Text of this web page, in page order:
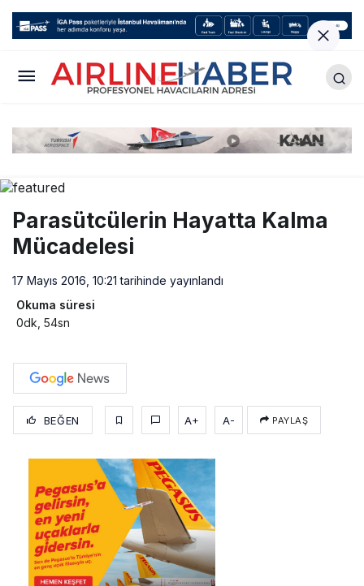
Parasütcülerin Hayatta Kalma
Mücadelesi
17 Mayıs 2016, 10:21 tarihinde yayınlandı
Okuma süresi
0dk, 54sn
BEĞEN A+ A- PAYLAŞ